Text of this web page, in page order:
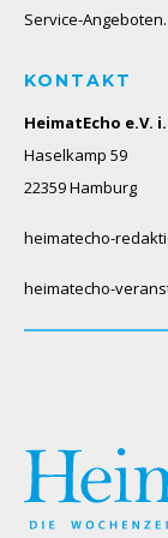
Service-Angeboten.
KONTAKT
HeimatEcho e.V.
Haselkamp 59
22359 Hamburg
heimatecho-
heimatecho-